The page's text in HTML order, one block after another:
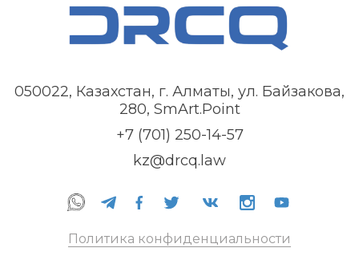
050022, Казахстан, г. Алматы, ул. Байзакова,
280, SmArt.Point
+7 (701) 250-14-57
kz@drcq.law
Политика конфиденциальности